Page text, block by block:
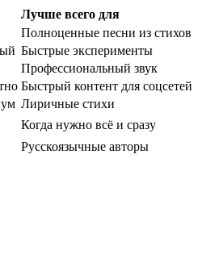
Лучше всего для
Полноценные песни из стихов
Быстрые эксперименты
Профессиональный звук
Быстрый контент для соцсетей
Лиричные стихи
Когда нужно всё и сразу
Русскоязычные авторы